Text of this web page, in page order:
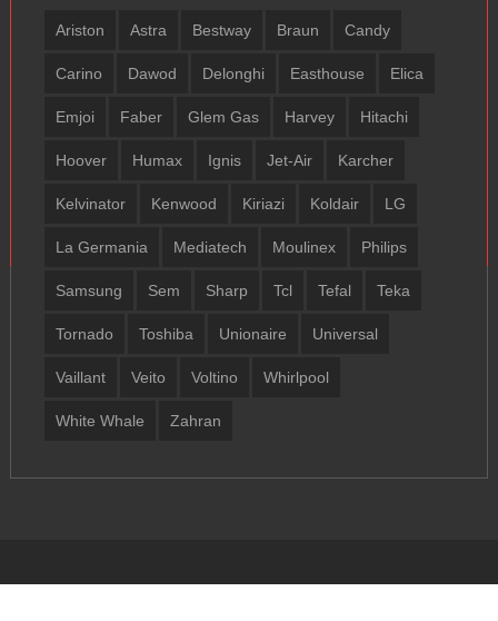
Ariston Astra Bestway Braun Candy
Carino Dawod Delonghi Easthouse Elica
Emjoi Faber Glem Gas Harvey Hitachi
Hoover Humax Ignis Jet-Air Karcher
Kelvinator Kenwood Kiriazi Koldair LG
La Germania Mediatech Moulinex Philips
Samsung Sem Sharp Tcl Tefal Teka
Tornado Toshiba Unionaire Universal
Vaillant Veito Voltino Whirlpool
White Whale Zahran